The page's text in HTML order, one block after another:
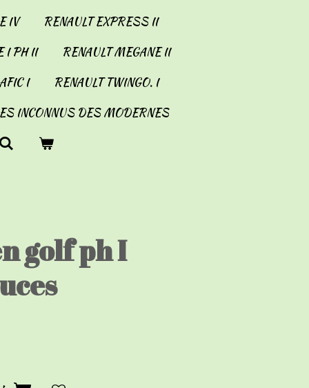
IV
RENAULT EXPRESS II
I PH II
RENAULT MEGANE II
I
RENAULT TWINGO. I
INCONNUS DES MODERNES
golf ph I